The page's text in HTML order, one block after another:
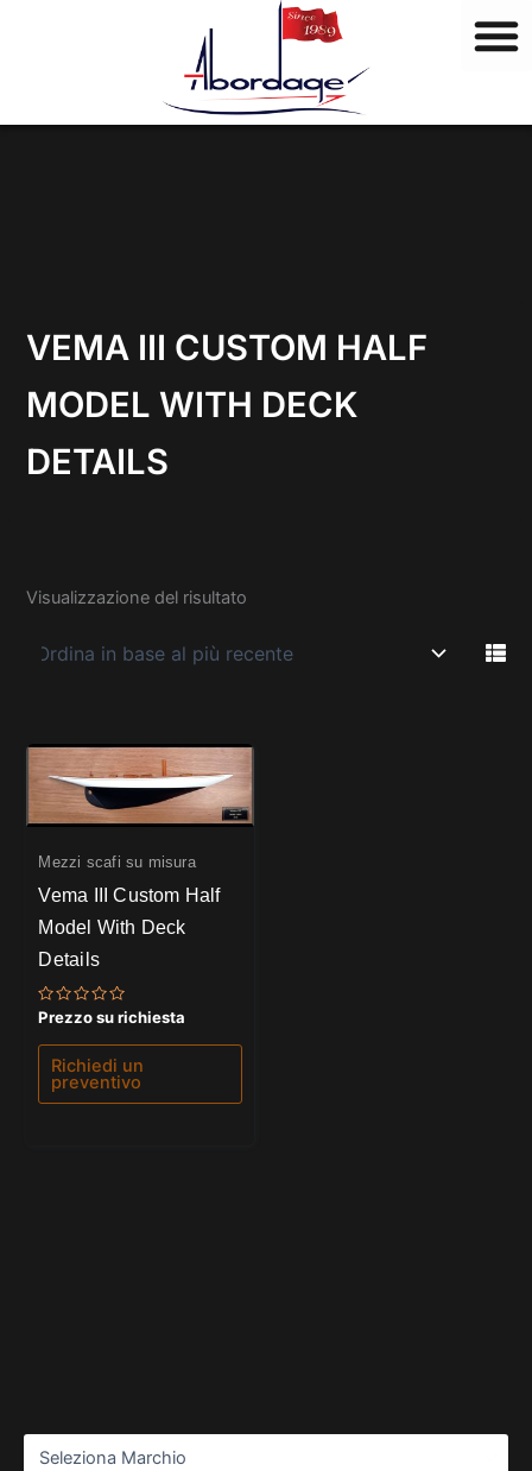
i
VEMA III CUSTOM HALF
MODEL WITH DECK
DETAILS
Visualizzazione del risultato
Mezzi scafi su misura
Vema III Custom Half
Model With Deck
Details
Valutato
su
Prezzo su richiesta
Richiedi un
preventivo